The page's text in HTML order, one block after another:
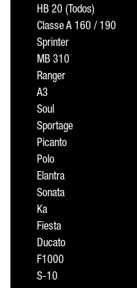
HB 20 (Todos)
Classe A 160 / 190
Sprinter
MB 310
Ranger
A3
Soul
Sportage
Picanto
Polo
Elantra
Sonata
Ka
Fiesta
Ducato
F1000
S-10